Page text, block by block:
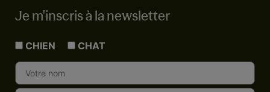
Je m'inscris à la newsletter
CHIEN CHAT